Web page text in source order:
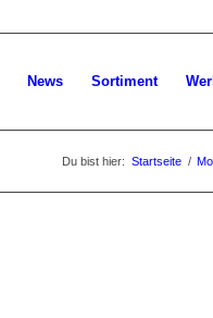
News Sortiment
Du bist hier: Startseite /